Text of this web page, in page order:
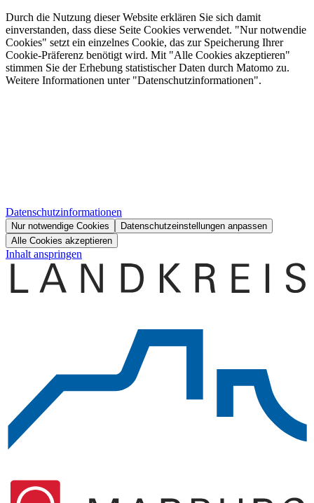
Durch die Nutzung dieser Website erklären Sie sich damit
einverstanden, dass diese Seite Cookies verwendet. "Nur notwendie
Cookies" setzt ein einzelnes Cookie, das zur Speicherung Ihrer
Cookie-Präferenz benötigt wird. Mit "Alle Cookies akzeptieren"
stimmen Sie der Erhebung statistischer Daten durch Matomo zu.
Weitere Informationen unter "Datenschutzinformationen".
Datenschutzinformationen
Nur notwendige Cookies
Datenschutzeinstellungen anpassen
Alle Cookies akzeptieren
Inhalt anspringen